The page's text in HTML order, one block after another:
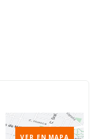
VER EN MAPA